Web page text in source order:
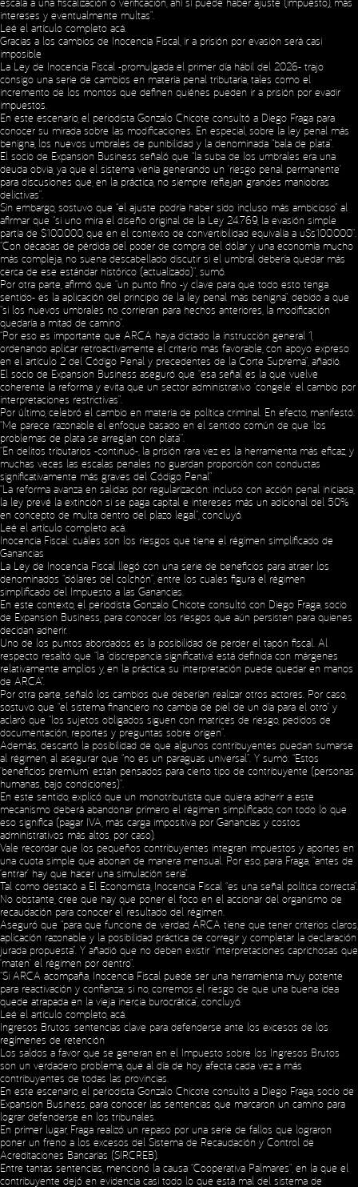
intereses y eventualmente multas”.
Leé el artículo completo acá
Gracias a los cambios de Inocencia Fiscal, ir a prisión por evasión será casi
imposible
La Ley de Inocencia Fiscal -promulgada el primer día hábil del 2026- trajo
consigo una serie de cambios en materia penal tributaria, tales como el
incremento de los montos que definen quiénes pueden ir a prisión por evadir
impuestos.
En este escenario, el periodista Gonzalo Chicote consultó a Diego Fraga para
conocer su mirada sobre las modificaciones. En especial, sobre la ley penal más
benigna, los nuevos umbrales de punibilidad y la denominada “bala de plata”.
El socio de Expansion Business señaló que “la suba de los umbrales era una
deuda obvia, ya que el sistema venía generando un ‘riesgo penal permanente’
para discusiones que, en la práctica, no siempre reflejan grandes maniobras
delictivas”.
Sin embargo, sostuvo que “el ajuste podría haber sido incluso más ambicioso” al
afirmar que “si uno mira el diseño original de la Ley 24.769, la evasión simple
partía de $100.000, que en el contexto de convertibilidad equivalía a u$s100.000”.
“Con décadas de pérdida del poder de compra del dólar y una economía mucho
más compleja, no suena descabellado discutir si el umbral debería quedar más
cerca de ese estándar histórico (actualizado)”, sumó.
Por otra parte, afirmó que “un punto fino -y clave para que todo esto tenga
sentido- es la aplicación del principio de la ley penal más benigna”, debido a que
“si los nuevos umbrales no corrieran para hechos anteriores, la modificación
quedaría a mitad de camino”.
“Por eso es importante que ARCA haya dictado la instrucción general 1,
ordenando aplicar retroactivamente el criterio más favorable, con apoyo expreso
en el artículo 2 del Código Penal y precedentes de la Corte Suprema”, añadió.
El socio de Expansion Business aseguró que “esa señal es la que vuelve
coherente la reforma y evita que un sector administrativo ‘congele’ el cambio por
interpretaciones restrictivas”.
Por último, celebró el cambio en materia de política criminal. En efecto, manifestó:
“Me parece razonable el enfoque basado en el sentido común de que ‘los
problemas de plata se arreglan con plata’”.
“En delitos tributarios -continuó-, la prisión rara vez es la herramienta más eficaz, y
muchas veces las escalas penales no guardan proporción con conductas
significativamente más graves del Código Penal”
“La reforma avanza en salidas por regularización: incluso con acción penal iniciada,
la ley prevé la extinción si se paga capital e intereses más un adicional del 50%
en concepto de multa dentro del plazo legal”, concluyó.
Leé el artículo completo acá
Inocencia Fiscal: cuáles son los riesgos que tiene el régimen simplificado de
Ganancias
La Ley de Inocencia Fiscal llegó con una serie de beneficios para atraer los
denominados “dólares del colchón”, entre los cuales figura el régimen
simplificado del Impuesto a las Ganancias.
En este contexto, el periodista Gonzalo Chicote consultó con Diego Fraga, socio
de Expansion Business, para conocer los riesgos que aún persisten para quienes
decidan adherir.
Uno de los puntos abordados es la posibilidad de perder el tapón fiscal. Al
respecto resaltó que “la ‘discrepancia significativa’ está definida con márgenes
relativamente amplios y, en la práctica, su interpretación puede quedar en manos
de ARCA”.
Por otra parte, señaló los cambios que deberían realizar otros actores. Por caso,
sostuvo que “el sistema financiero no cambia de piel de un día para el otro” y
aclaró que “los sujetos obligados siguen con matrices de riesgo, pedidos de
documentación, reportes y preguntas sobre origen”.
Además, descartó la posibilidad de que algunos contribuyentes puedan sumarse
al régimen, al asegurar que “no es un paraguas universal”. Y sumó: “Estos
‘beneficios premium’ están pensados para cierto tipo de contribuyente (personas
humanas, bajo condiciones)”.
En este sentido, explicó que un monotributista que quiera adherir a este
mecanismo deberá abandonar primero el régimen simplificado, con todo lo que
eso significa (pagar IVA, más carga impositiva por Ganancias y costos
administrativos más altos, por caso).
Vale recordar que los pequeños contribuyentes integran impuestos y aportes en
una cuota simple que abonan de manera mensual. Por eso, para Fraga, “antes de
‘entrar’ hay que hacer una simulación seria”.
Tal como destacó a El Economista, Inocencia Fiscal “es una señal política correcta”.
No obstante, cree que hay que poner el foco en el accionar del organismo de
recaudación para conocer el resultado del régimen.
Aseguró que “para que funcione de verdad, ARCA tiene que tener criterios claros,
aplicación razonable y la posibilidad práctica de corregir y completar la declaración
jurada propuesta”. Y añadió que no deben existir “interpretaciones caprichosas que
‘maten’ el régimen por dentro”.
“Si ARCA acompaña, Inocencia Fiscal puede ser una herramienta muy potente
para reactivación y confianza; si no, corremos el riesgo de que una buena idea
quede atrapada en la vieja inercia burocrática”, concluyó.
Leé el artículo completo, acá
Ingresos Brutos: sentencias clave para defenderse ante los excesos de los
regímenes de retención
Los saldos a favor que se generan en el Impuesto sobre los Ingresos Brutos
son un verdadero problema, que al día de hoy afecta cada vez a más
contribuyentes de todas las provincias.
En este escenario, el periodista Gonzalo Chicote consultó a Diego Fraga, socio de
Expansion Business, para conocer las sentencias que marcaron un camino para
lograr defenderse en los tribunales.
En primer lugar, Fraga realizó un repaso por una serie de fallos que lograron
poner un freno a los excesos del Sistema de Recaudación y Control de
Acreditaciones Bancarias (SIRCREB).
Entre tantas sentencias, mencionó la causa “Cooperativa Palmares”, en la que el
contribuyente dejó en evidencia casi todo lo que está mal del sistema de